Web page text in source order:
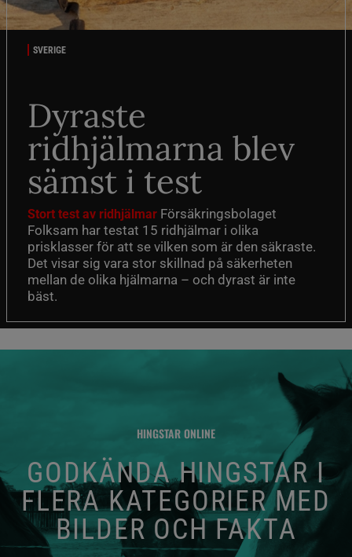
SVERIGE
Dyraste
ridhjälmarna blev
sämst i test
Stort test av ridhjälmar Försäkringsbolaget
Folksam har testat 15 ridhjälmar i olika
prisklasser för att se vilken som är den säkraste.
Det visar sig vara stor skillnad på säkerheten
mellan de olika hjälmarna – och dyrast är inte
bäst.
HINGSTAR ONLINE
GODKÄNDA HINGSTAR I
FLERA KATEGORIER MED
BILDER OCH FAKTA